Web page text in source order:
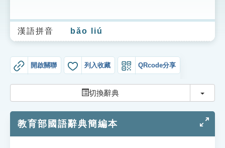
生字詞彙表
成語故事
索引選單
單字索引
漢語拼音 bǎo liú
開啟關聯 列入收藏 QRcode分享
切換辭典 切換
教育部國語辭典簡編本